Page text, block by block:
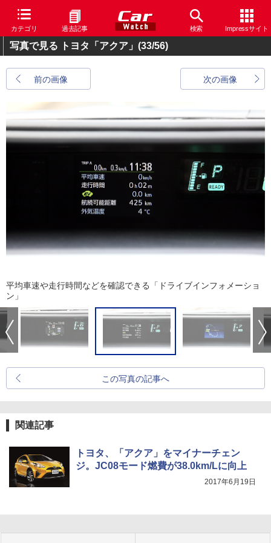
カテゴリ 過去記事 検索 Impressサイト
写真で見る トヨタ「アクア」 (33/56)
前の画像 次の画像
平均車速や走行時間などを確認できる「ドライブインフォメーショ
ン」
この写真の記事へ
関連記事
トヨタ、「アクア」をマイナーチェン
ジ。JC08モード燃費が38.0km/Lに向上
2017年6月19日